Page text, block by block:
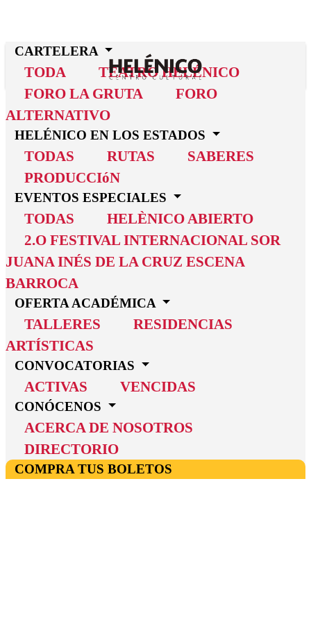
CARTELERA
TODA
TEATRO HELÉNICO
FORO LA GRUTA
FORO
ALTERNATIVO
HELÉNICO EN LOS ESTADOS
TODAS RUTAS
SABERES
PRODUCCIóN
EVENTOS ESPECIALES
TODAS
HELÈNICO ABIERTO
2.O FESTIVAL INTERNACIONAL SOR
JUANA INÉS DE LA CRUZ ESCENA
BARROCA
OFERTA ACADÉMICA
TALLERES
RESIDENCIAS
ARTÍSTICAS
CONVOCATORIAS
ACTIVAS VENCIDAS
CONÓCENOS
ACERCA DE NOSOTROS
DIRECTORIO
COMPRA TUS BOLETOS
HELÉNICO EN
SABERES
HELÉNICO EN
No se encontraron actividades relacionadas.